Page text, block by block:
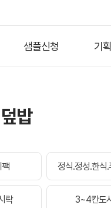
샘플신청 기
밥
정식.정성.한식
락 3~4칸도